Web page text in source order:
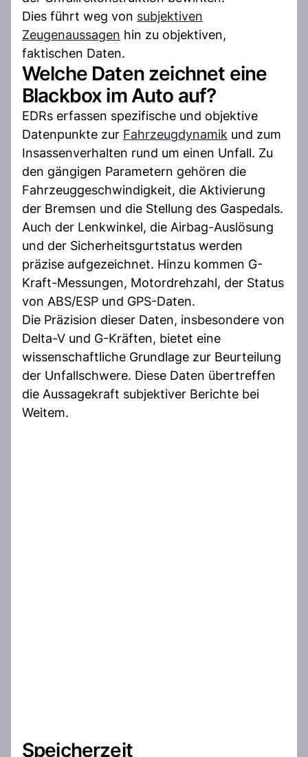
Dies führt weg von subjektiven
Zeugenaussagen hin zu objektiven,
faktischen Daten.
Welche Daten zeichnet eine
Blackbox im Auto auf?
EDRs erfassen spezifische und objektive
Datenpunkte zur Fahrzeugdynamik und zum
Insassenverhalten rund um einen Unfall. Zu
den gängigen Parametern gehören die
Fahrzeuggeschwindigkeit, die Aktivierung
der Bremsen und die Stellung des Gaspedals.
Auch der Lenkwinkel, die Airbag-Auslösung
und der Sicherheitsgurtstatus werden
präzise aufgezeichnet. Hinzu kommen G-
Kraft-Messungen, Motordrehzahl, der Status
von ABS/ESP und GPS-Daten.
Die Präzision dieser Daten, insbesondere von
Delta-V und G-Kräften, bietet eine
wissenschaftliche Grundlage zur Beurteilung
der Unfallschwere. Diese Daten übertreffen
die Aussagekraft subjektiver Berichte bei
Weitem.
Speicherzeit